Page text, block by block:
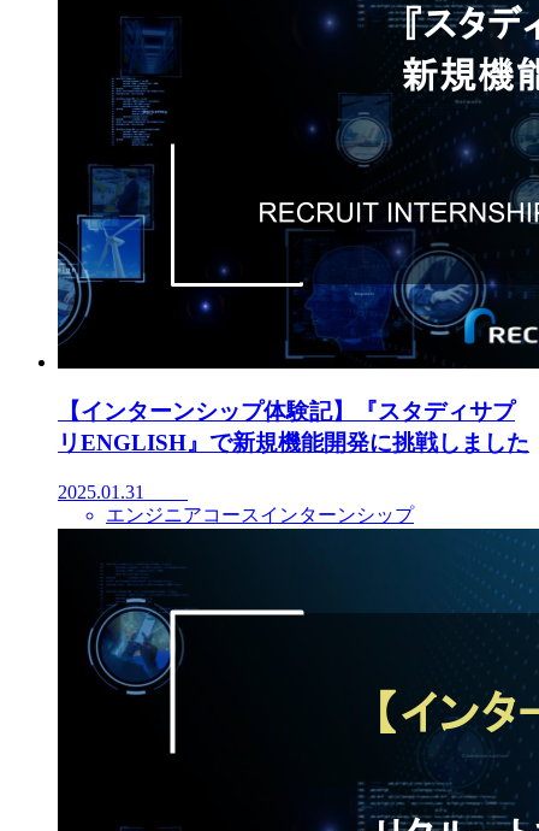
【インターンシップ体験記】『スタディサプ
リENGLISH』で新規機能開発に挑戦しました
2025.01.31
エンジニアコースインターンシップ